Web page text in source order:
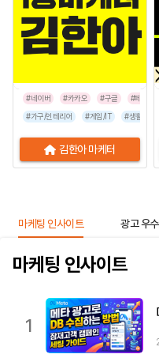
#네이버 #카카오 #구글 #페이스북
#가구/인테리어
#게임/IT #생활/리빙
김한아 마케터
마케팅 인사이트 광고 우
마케팅 인사이트
1